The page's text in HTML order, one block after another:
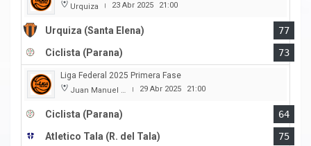
Urquiza | 23 Abr 2025 21:00
Urquiza (Santa Elena)
77
Ciclista (Parana)
73
Liga Federal 2025 Primera Fase
Juan Manuel A. Baglietto | 29 Abr 2025 21:00
Ciclista (Parana)
64
Atletico Tala (R. del Tala)
75